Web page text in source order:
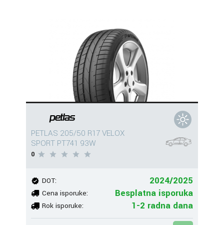
PETLAS 205/50 R17 VELOX
SPORT PT741 93W
0
DOT: 2024/2025
Cena isporuke: Besplatna isporuka
Rok isporuke: 1-2 radna dana